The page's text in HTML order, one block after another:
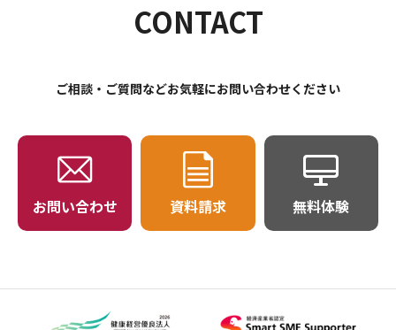
CONTACT
ご相談・ご質問などお気軽にお問い合わせください
お問い合わせ 資料請求 無料体験